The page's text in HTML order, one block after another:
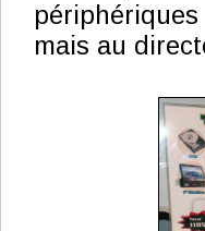
mais au